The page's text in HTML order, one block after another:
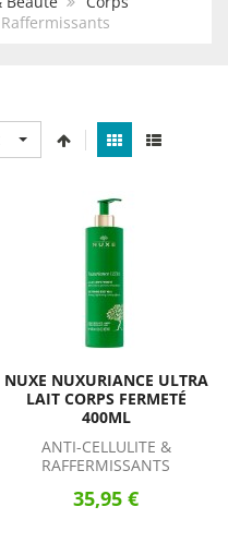
NUXE NUXURIANCE ULTRA
LAIT CORPS FERMETÉ
400ML
ANTI-CELLULITE &
RAFFERMISSANTS
35,95 €